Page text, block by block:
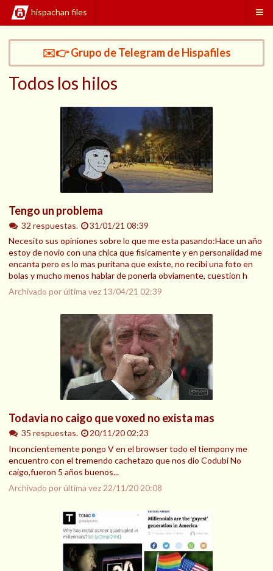
hispachan files
✉️👉 Grupo de Telegram de Hispafiles
Todos los hilos
Tengo un problema
32 respuestas.
31/01/21 08:39
Necesito sus opiniones sobre lo que me esta pasando:Hace un año
estoy de novio con una chica que fisicamente y en personalidad me
encanta pero es lo mas puritana que existe, no recibi una foto en
bolas y mucho menos hablar de ponerla obviamente, cuestion h
Archivado por última vez 13/04/21 02:39
Todavia no caigo que voxed no exista mas
35 respuestas.
20/11/20 02:23
Inconcientemente pongo V en el browser todo el tiempony me
encuentro con el tremendo cachetazo que nos dio Codubi No
caigo,fueron 5 años buenos...
Archivado por última vez 22/11/20 20:08